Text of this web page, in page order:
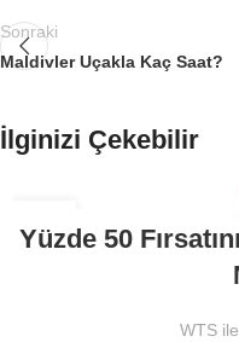
Sonraki
Maldivler Uçakla Kaç Saat?
İlginizi Çekebilir
17
TEM
Yüzde 50
WTS